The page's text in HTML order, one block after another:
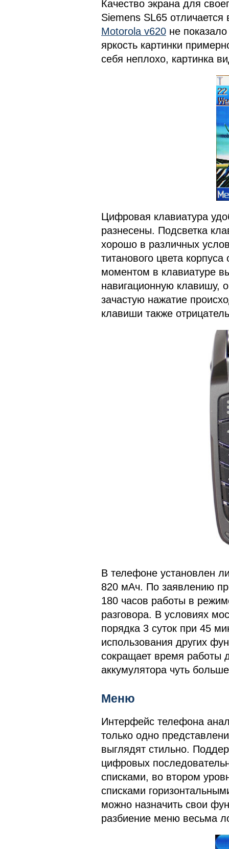
Качество экрана для
Siemens SL65 отличается
Motorola v620 не
яркость картинки
себя неплохо, картинка
Цифровая клавиатура
разнесены. Подсветка
хорошо в различных
титанового цвета
моментом в клавиатуре
навигационную клавишу,
зачастую нажатие
клавиши также
В телефоне установлен
820 мАч. По заявлению
180 часов работы в
разговора. В условиях
порядка 3 суток при 45
использования других
сокращает время работы
аккумулятора чуть
Меню
Интерфейс телефона
только одно
выглядят стильно.
цифровых
списками, во втором
списками
можно назначить свои
разбиение меню весьма